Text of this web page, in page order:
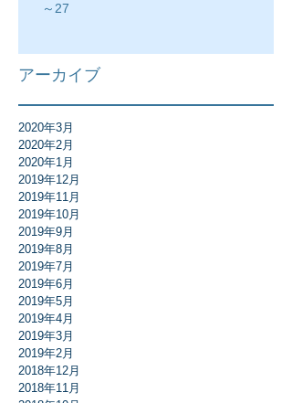
～27
アーカイブ
2020年3月
2020年2月
2020年1月
2019年12月
2019年11月
2019年10月
2019年9月
2019年8月
2019年7月
2019年6月
2019年5月
2019年4月
2019年3月
2019年2月
2018年12月
2018年11月